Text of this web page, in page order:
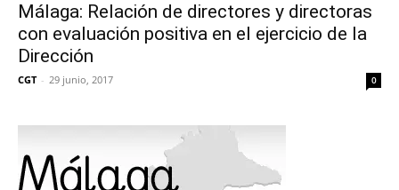
Málaga: Relación de directores y directoras
con evaluación positiva en el ejercicio de la
Dirección
CGT - 29 junio, 2017 0